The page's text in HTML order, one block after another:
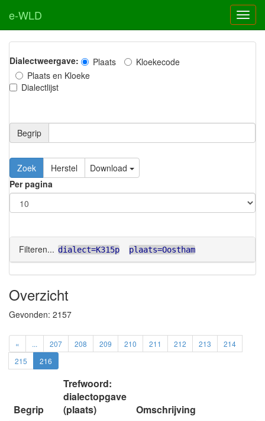
e-WLD
Dialectweergave: Plaats
Kloekecode
Plaats en Kloeke
Dialectlijst
Begrip
Zoek Herstel
Download
Per pagina
Filteren... dialect=K315p plaats=Oostham
Overzicht
Gevonden: 2157
« ... 207 208 209 210 211 212 213
214
215
216
Begrip
Trefwoord:
dialectopgave
(plaats)
Omschrijving